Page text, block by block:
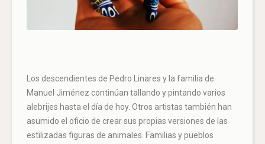
Los descendientes de Pedro Linares y la familia de
Manuel Jiménez continúan tallando y pintando varios
alebrijes hasta el día de hoy. Otros artistas también han
asumido el oficio de crear sus propias versiones de las
estilizadas figuras de animales. Familias y pueblos